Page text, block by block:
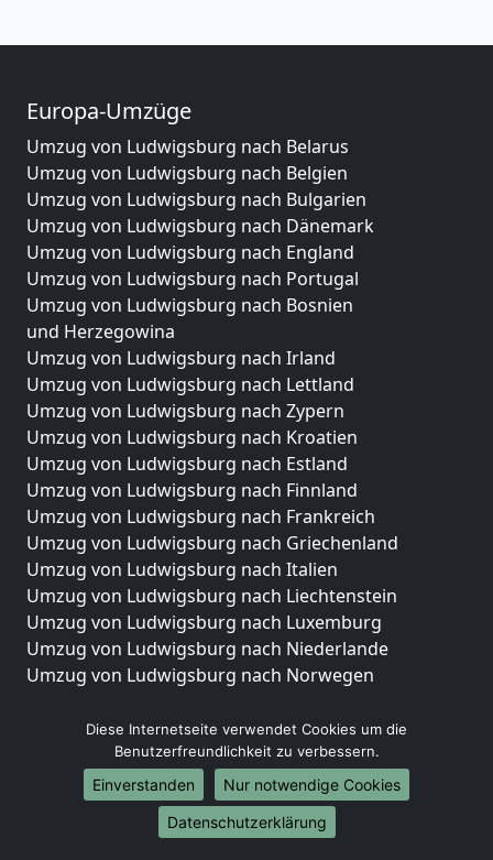
Europa-Umzüge
Umzug von Ludwigsburg nach Belarus
Umzug von Ludwigsburg nach Belgien
Umzug von Ludwigsburg nach Bulgarien
Umzug von Ludwigsburg nach Dänemark
Umzug von Ludwigsburg nach England
Umzug von Ludwigsburg nach Portugal
Umzug von Ludwigsburg nach Bosnien
und Herzegowina
Umzug von Ludwigsburg nach Irland
Umzug von Ludwigsburg nach Lettland
Umzug von Ludwigsburg nach Zypern
Umzug von Ludwigsburg nach Kroatien
Umzug von Ludwigsburg nach Estland
Umzug von Ludwigsburg nach Finnland
Umzug von Ludwigsburg nach Frankreich
Umzug von Ludwigsburg nach Griechenland
Umzug von Ludwigsburg nach Italien
Umzug von Ludwigsburg nach Liechtenstein
Umzug von Ludwigsburg nach Luxemburg
Umzug von Ludwigsburg nach Niederlande
Umzug von Ludwigsburg nach Norwegen
Umzüge-Deutschlandweit
Umzug von Ludwigsburg nach Berlin
Umzug von Ludwigsburg nach Hamburg
Umzug von Ludwigsburg nach München
Umzug von Ludwigsburg nach Köln
Diese Internetseite verwendet Cookies um die
Benutzerfreundlichkeit zu verbessern.
Einverstanden
Nur notwendige Cookies
Datenschutzerklärung